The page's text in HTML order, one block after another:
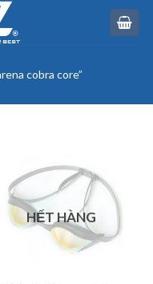
cobra core”
HẾT HÀNG